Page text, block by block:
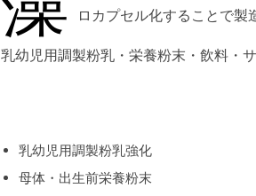
ロカプセル化することで製
乳幼児用調製粉乳・栄養粉末・飲料・
乳幼児用調製粉乳強化
母体・出生前栄養粉末